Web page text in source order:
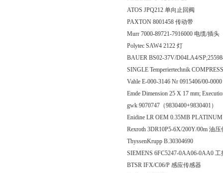
ATOS JPQ212 单向止回阀
PAXTON 8001458 传动带
Murr 7000-89721-7916000 电缆/插头
Polytec SAW4 2122 灯
BAUER BS02-37V/D04LA4/
SINGLE Temperiertechnik
Vahle E-000-3146 Nr 0915406/00-
Emde Dimension 25 X 17 mm;
gwk 9070747（9830400+9830401）
Enidine LR OEM 0.35MB
Rexroth 3DR10P5-6X/200Y/00m 油
ThyssenKrupp B.30304690
SIEMENS 6FC5247-0AA06-0AA0
BTSR IFX/C06/P 感应传感器